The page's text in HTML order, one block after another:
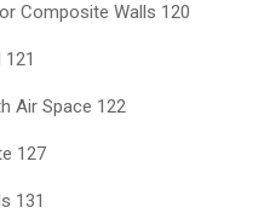
Composite Walls 120
Air Space 122
127
131